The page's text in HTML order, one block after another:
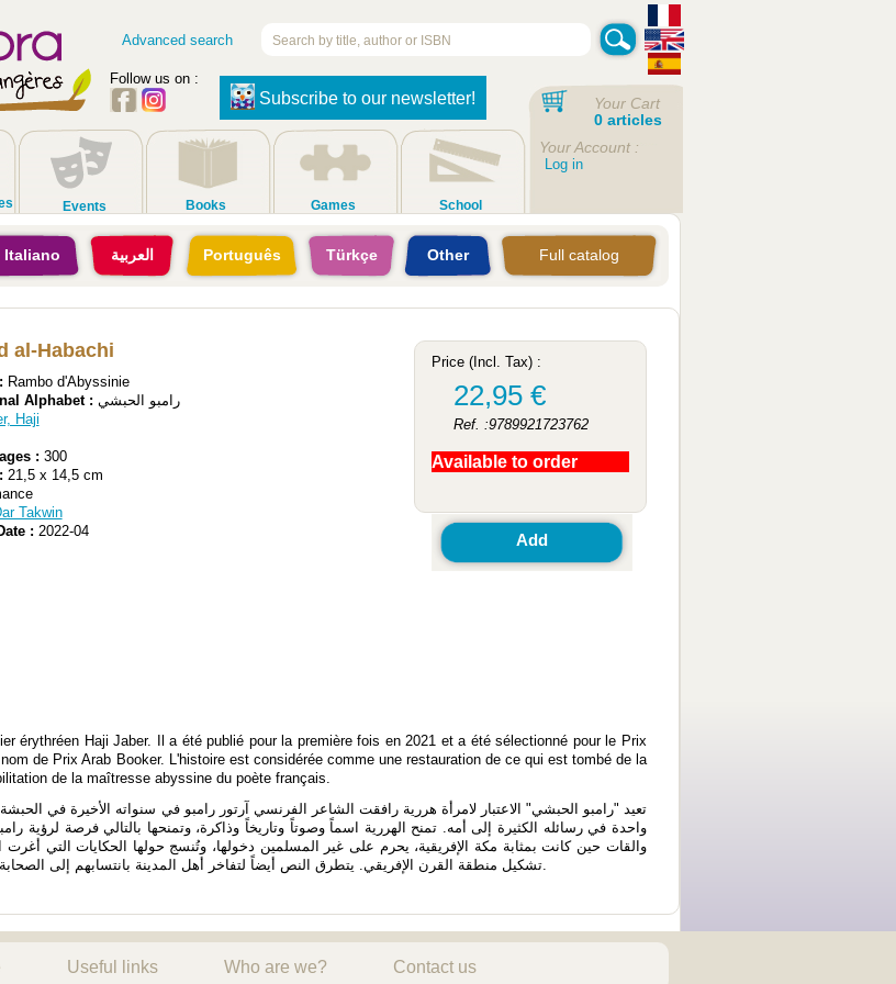
Advanced search
Follow us on :
Subscribe to our newsletter!
Events Books Games School
Your Cart
0 articles
Your Account :
Log in
Italiano العربية Português Türkçe Other Full catalog
al-Habachi
Rambo d'Abyssinie
Alphabet : رامبو الحبشي
Haji
: 300
21,5 x 14,5 cm
Takwin
: 2022-04
Price (Incl. Tax) :
22,95 €
Ref. :9789921723762
Available to order
Add
érythréen Haji Jaber. Il a été publié pour la première fois en 2021 et a été sélectionné pour le Prix
de Prix Arab Booker. L'histoire est considérée comme une restauration de ce qui est tombé de la
de la maîtresse abyssine du poète français.
تعيد "رامبو الحبشي" الاعتبار لامرأة هررية رافقت الشاعر الفرنسي آرتور رامبو في سنواته الأخيرة في
واحدة في رسائله الكثيرة إلى أمه. تمنح الهررية اسماً وصوتاً وتاريخاً وذاكرة، وتمنحها بالتالي فرصة لرؤية
والقات حين كانت بمثابة مكة الإفريقية، يحرم على غير المسلمين دخولها، وتُنسج حولها الحكايات التي
Useful links Who are we? Contact us